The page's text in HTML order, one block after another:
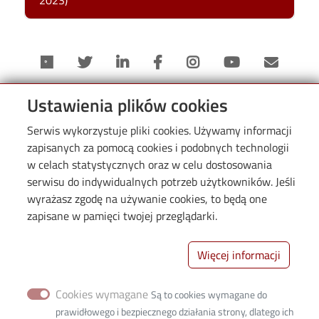
Ustawienia plików cookies
Serwis wykorzystuje pliki cookies. Używamy informacji
zapisanych za pomocą cookies i podobnych technologii
w celach statystycznych oraz w celu dostosowania
serwisu do indywidualnych potrzeb użytkowników. Jeśli
wyrażasz zgodę na używanie cookies, to będą one
zapisane w pamięci twojej przeglądarki.
Więcej informacji
Cookies wymagane Są to cookies wymagane do
prawidłowego i bezpiecznego działania strony, dlatego ich
Useful links
Facebook
Linkedin
Write us an email